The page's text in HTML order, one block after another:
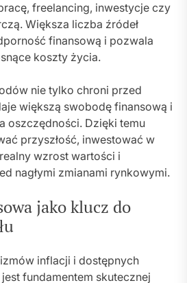
freelancing, inwestycje czy
Większa liczba źródeł
finansową i pozwala
koszty życia.
nie tylko chroni przed
większą swobodę finansową i
oszczędności. Dzięki temu
przyszłość, inwestować w
wzrost wartości i
nagłymi zmianami rynkowymi.
jako klucz do
inflacji i dostępnych
fundamentem skutecznej